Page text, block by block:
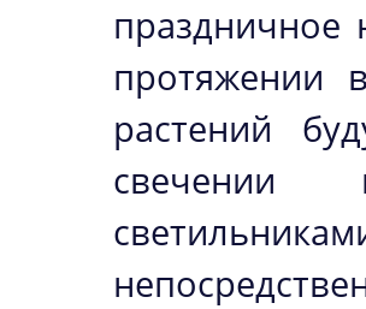
праздничное
протяжении
растений
свечении